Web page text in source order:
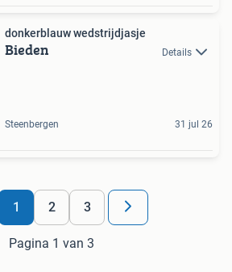
donkerblauw wedstrijdjasje
Bieden Details
Steenbergen 31 jul 26
1 2 3
Pagina 1 van 3